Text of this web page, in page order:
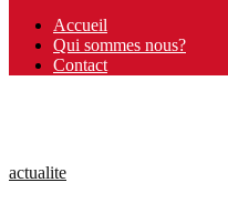
Accueil
Qui sommes nous?
Contact
actualite